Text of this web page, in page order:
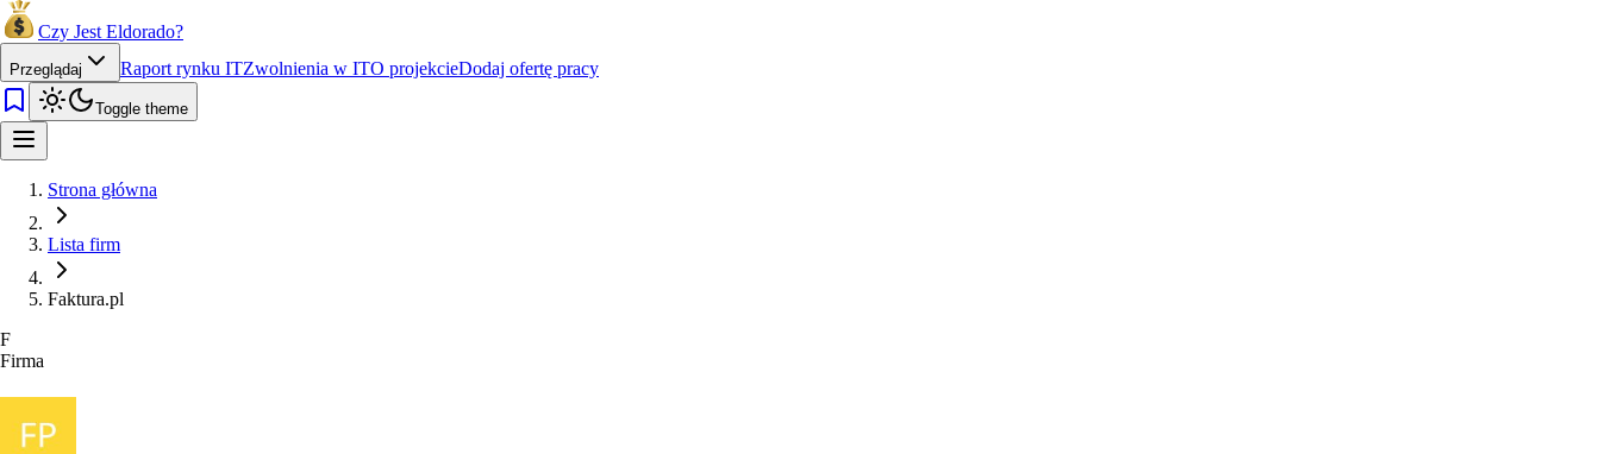
Czy Jest Eldorado?
Przeglądaj Raport rynku ITZwolnienia w ITO projekcieDodaj ofertę pracy
Toggle theme
Strona główna
Lista firm
Faktura.pl
F
Firma